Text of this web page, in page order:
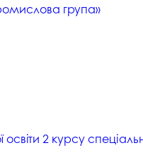
група»
2 курсу